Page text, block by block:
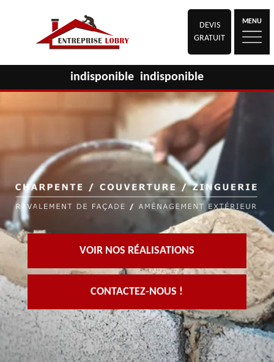
DEVIS
GRATUIT
MENU
indisponible indisponible
VOIR NOS RÉALISATIONS
CONTACTEZ-NOUS !